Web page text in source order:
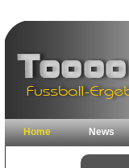
Home News